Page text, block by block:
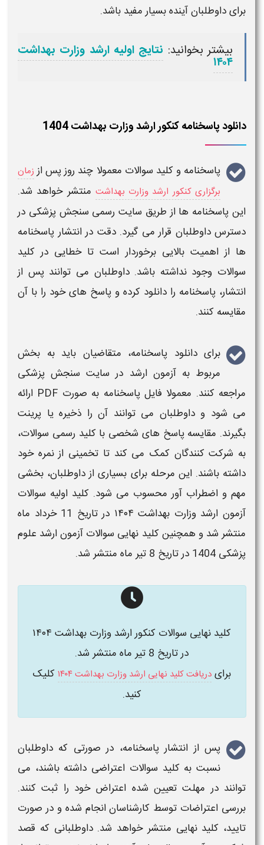
برای داوطلبان آینده بسیار مفید باشد.
بیشتر بخوانید: نتایج اولیه ارشد وزارت بهداشت
۱۴۰۴
دانلود پاسخنامه کنکور ارشد وزارت بهداشت 1404
پاسخنامه و کلید سوالات معمولا چند روز پس از زمان
برگزاری کنکور ارشد وزارت بهداشت منتشر خواهد شد.
این پاسخنامه ها از طریق سایت رسمی سنجش پزشکی در
دسترس داوطلبان قرار می گیرد. دقت در انتشار پاسخنامه
ها از اهمیت بالایی برخوردار است تا خطایی در کلید
سوالات وجود نداشته باشد. داوطلبان می توانند پس از
انتشار، پاسخنامه را دانلود کرده و پاسخ های خود را با آن
مقایسه کنند.
برایدانلود پاسخنامه، متقاضیان باید به بخش
مربوط بهآزمون ارشد در سایت سنجش پزشکی
مراجعه کنند. معمولا فایلپاسخنامه به صورت PDF ارائه
می شود و داوطلبان می توانند آن را ذخیره یا پرینت
بگیرند. مقایسهپاسخ های شخصی با کلید رسمی سوالات،
به شرکت کنندگان کمک می کند تا تخمینی از نمره خود
داشته باشند. این مرحله برای بسیاری از داوطلبان، بخشی
مهم و اضطراب آور محسوب می شود. کلید اولیه سوالات
آزمون ارشد وزارت بهداشت ۱۴۰۴ در تاریخ 11 خرداد ماه
منتشر شد و همچنین کلید نهایی سوالات آزمون ارشد علوم
پزشکی 1404 در تاریخ 8 تیر ماه منتشر شد.
کلید نهایی سوالات کنکور ارشد وزارت بهداشت ۱۴۰۴
در تاریخ 8 تیر ماه منتشر شد.
برای دریافت کلید نهایی ارشد وزارت بهداشت ۱۴۰۴
کلیک
کنید.
پس از انتشارپاسخنامه، در صورتی که داوطلبان
نسبت به کلید سوالات اعتراضی داشته باشند، می
توانند در مهلت تعیین شده اعتراضخود را ثبت کنند.
بررسی اعتراضات توسط کارشناسان انجام شده و در صورت
تایید، کلید نهایی منتشر خواهد شد. داوطلبانی که قصد